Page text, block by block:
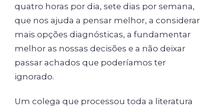
quatro horas por dia, sete dias por semana,
que nos ajuda a pensar melhor, a considerar
mais opções diagnósticas, a fundamentar
melhor as nossas decisões e a não deixar
passar achados que poderíamos ter
ignorado.
Um colega que processou toda a literatura